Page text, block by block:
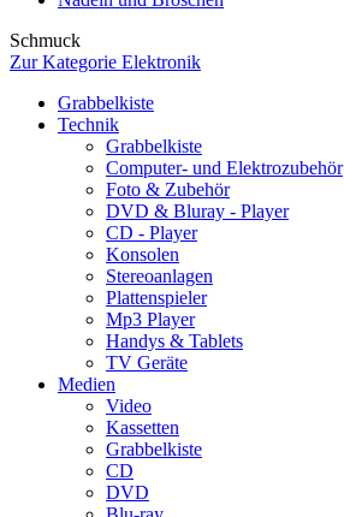
Schmuck
Zur Kategorie Elektronik
Grabbelkiste
Technik
Grabbelkiste
Computer- und Elektrozubehör
Foto & Zubehör
DVD & Bluray - Player
CD - Player
Konsolen
Stereoanlagen
Plattenspieler
Mp3 Player
Handys & Tablets
TV Geräte
Medien
Video
Kassetten
Grabbelkiste
CD
DVD